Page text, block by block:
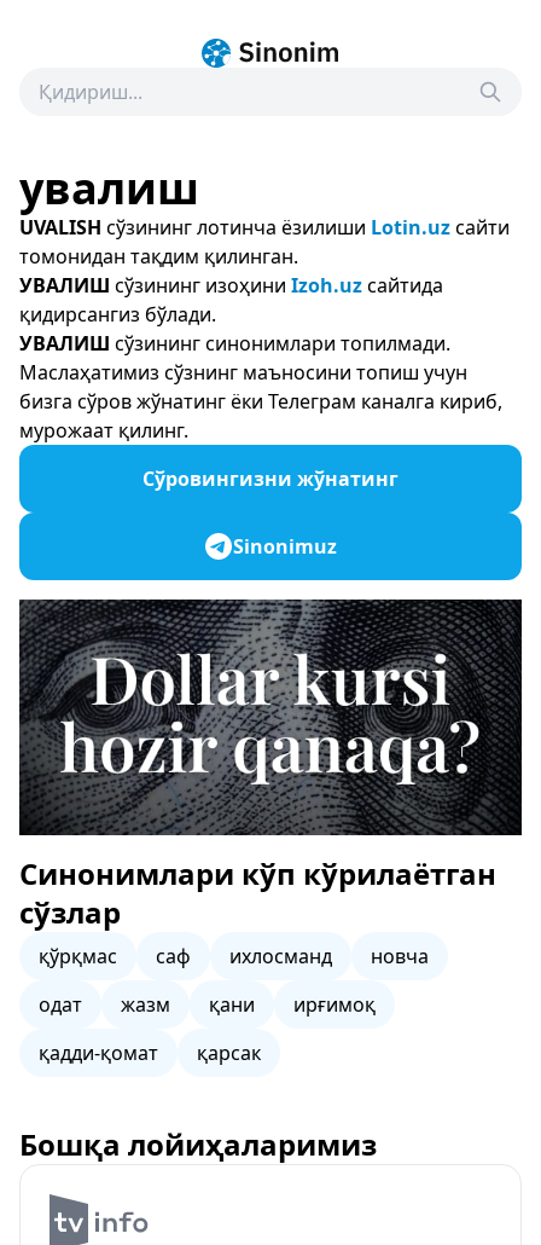
увалиш
UVALISH сўзининг лотинча ёзилиши Lotin.uzсайти
томонидан тақдим қилинган.
УВАЛИШ сўзининг изоҳини Izoh.uzсайтида
қидирсангиз бўлади.
УВАЛИШ сўзининг синонимлари топилмади.
Маслаҳатимиз сўзнинг маъносини топиш учун
бизга сўров жўнатинг ёки Телеграм каналга кириб,
мурожаат қилинг.
Сўровингизни жўнатинг
Sinonimuz
Синонимлари кўп кўрилаётган
сўзлар
қўрқмас саф ихлосманд
новча
одат
жазм қани
ирғимоқ
қадди-қомат
қарсак
Бошқа лойиҳаларимиз